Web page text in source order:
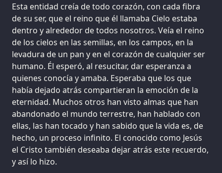
Esta entidad creía de todo corazón, con cada fibra
de su ser, que el reino que él llamaba Cielo estaba
dentro y alrededor de todos nosotros. Veía el reino
de los cielos en las semillas, en los campos, en la
levadura de un pan y en el corazón de cualquier ser
humano. Él esperó, al resucitar, dar esperanza a
quienes conocía y amaba. Esperaba que los que
había dejado atrás compartieran la emoción de la
eternidad. Muchos otros han visto almas que han
abandonado el mundo terrestre, han hablado con
ellas, las han tocado y han sabido que la vida es, de
hecho, un proceso infinito. El conocido como Jesús
el Cristo también deseaba dejar atrás este recuerdo,
y así lo hizo.